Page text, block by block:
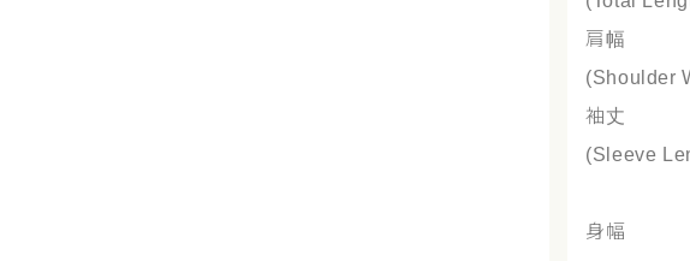
肩幅
(Shoulder
袖丈
(Sleeve
身幅